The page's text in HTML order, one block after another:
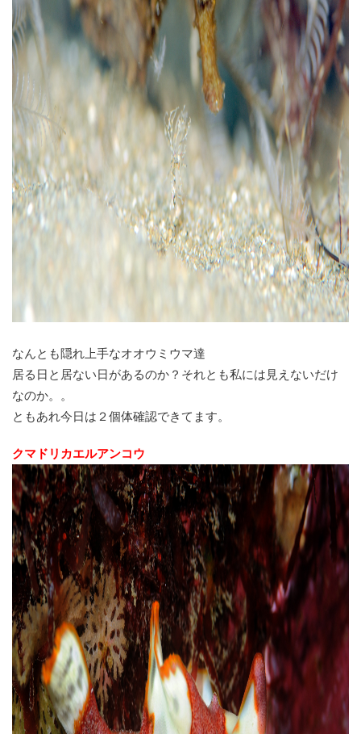
なんとも隠れ上手なオオウミウマ達
居る日と居ない日があるのか？それとも私には見えないだけ
なのか。。
ともあれ今日は２個体確認できてます。
クマドリカエルアンコウ